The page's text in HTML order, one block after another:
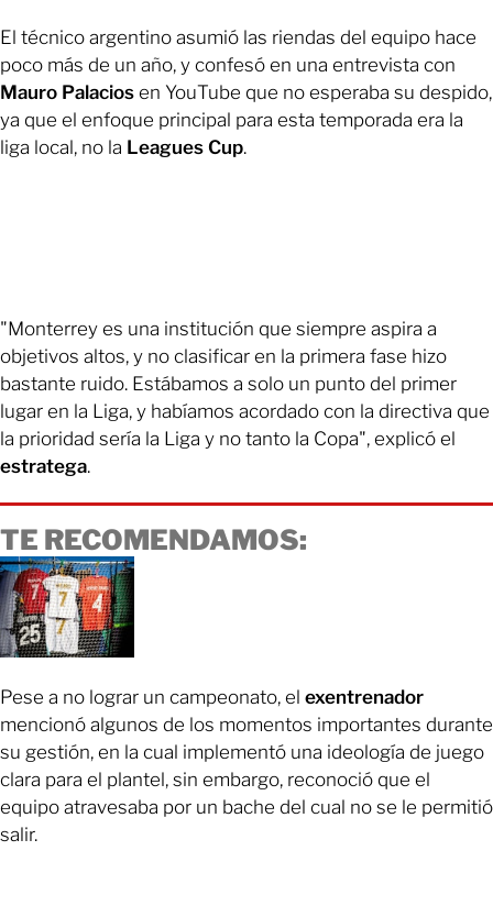
El técnico argentino asumió las riendas del equipo hace
poco más de un año, y confesó en una entrevista con
Mauro Palacios en YouTube que no esperaba su despido,
ya que el enfoque principal para esta temporada era la
liga local, no la Leagues Cup.
"Monterrey es una institución que siempre aspira a
objetivos altos, y no clasificar en la primera fase hizo
bastante ruido. Estábamos a solo un punto del primer
lugar en la Liga, y habíamos acordado con la directiva que
la prioridad sería la Liga y no tanto la Copa", explicó el
estratega.
TE RECOMENDAMOS:
Pese a no lograr un campeonato, el exentrenador
mencionó algunos de los momentos importantes durante
su gestión, en la cual implementó una ideología de juego
clara para el plantel, sin embargo, reconoció que el
equipo atravesaba por un bache del cual no se le permitió
salir.